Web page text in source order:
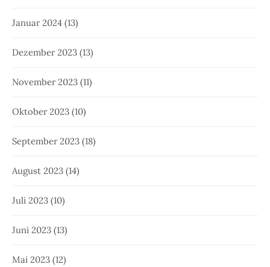
Januar 2024 (13)
Dezember 2023 (13)
November 2023 (11)
Oktober 2023 (10)
September 2023 (18)
August 2023 (14)
Juli 2023 (10)
Juni 2023 (13)
Mai 2023 (12)